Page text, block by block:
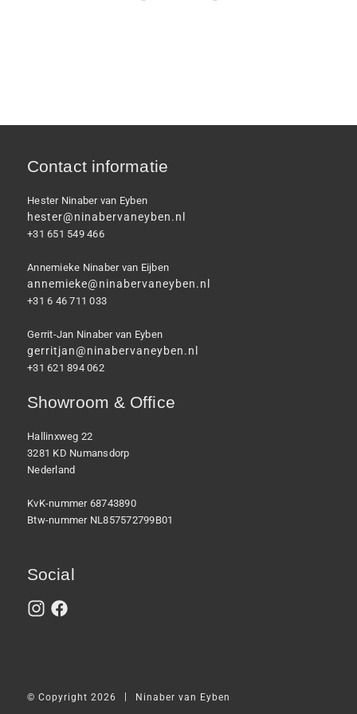
Contact informatie
Hester Ninaber van Eyben
hester@ninabervaneyben.nl
+31 651 549 466
Annemieke Ninaber van Eijben
annemieke@ninabervaneyben.nl
+31 6 46 711 033
Gerrit-Jan Ninaber van Eyben
gerritjan@ninabervaneyben.nl
+31 621 894 062
Showroom & Office
Hallinxweg 22
3281 KD Numansdorp
Nederland
KvK-nummer 68743890
Btw-nummer NL857572799B01
Social
© Copyright 2026 Ninaber van Eyben